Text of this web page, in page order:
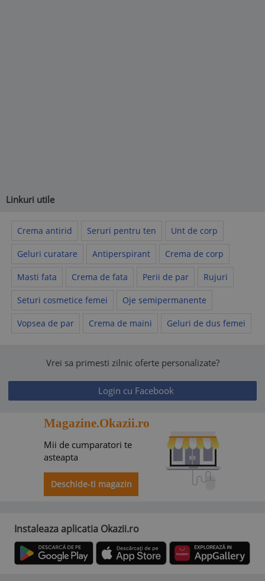
Linkuri utile
Crema antirid Seruri pentru ten Unt de corp
Geluri curatare Antiperspirant Crema de corp
Masti fata Crema de fata Perii de par Rujuri
Seturi cosmetice femei Oje semipermanente
Vopsea de par Crema de maini Geluri de dus femei
Vrei sa primesti zilnic oferte personalizate?
Login cu Facebook
Magazine.Okazii.ro
Mii de cumparatori te
asteapta
Deschide-ti magazin
Instaleaza aplicatia Okazii.ro